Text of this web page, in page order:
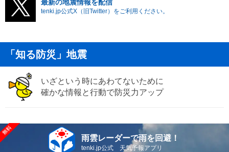
最新の地震情報を配信
tenki.jp公式X（旧Twitter）をご利用ください。
「知る防災」地震
いざという時にあわてないために
確かな情報と行動で防災力アップ
雨雲レーダーで雨を回避！
tenki.jp公式 天気予報アプリ